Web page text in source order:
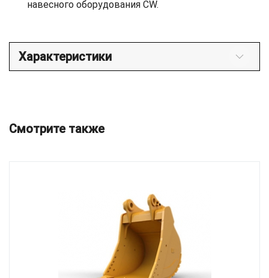
навесного оборудования CW.
Характеристики
Смотрите также